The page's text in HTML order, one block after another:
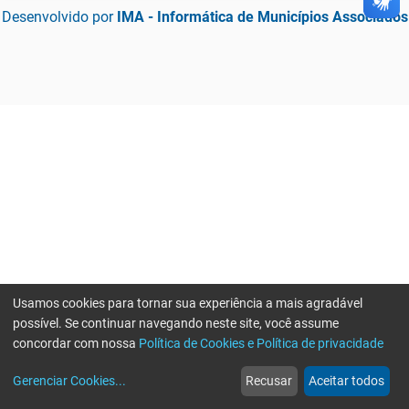
Desenvolvido por IMA - Informática de Municípios Associados
web
Notícias
more_horiz
Mais
Usamos cookies para tornar sua experiência a mais agradável
possível. Se continuar navegando neste site, você assume
concordar com nossa Política de Cookies e Política de privacidade
Gerenciar Cookies... Recusar Aceitar todos